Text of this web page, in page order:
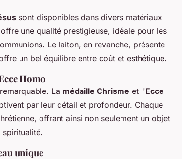
sont disponibles dans divers matériaux
offre une qualité prestigieuse, idéale pour les
Le laiton, en revanche, présente
un bel équilibre entre coût et esthétique.
Homo
La médaille Chrisme et l'Ecce
par leur détail et profondeur. Chaque
offrant ainsi non seulement un objet
unique